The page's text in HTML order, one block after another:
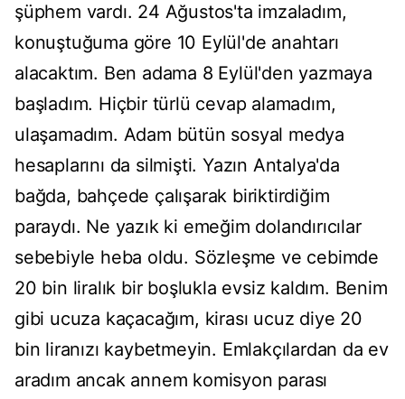
şüphem vardı. 24 Ağustos'ta imzaladım,
konuştuğuma göre 10 Eylül'de anahtarı
alacaktım. Ben adama 8 Eylül'den yazmaya
başladım. Hiçbir türlü cevap alamadım,
ulaşamadım. Adam bütün sosyal medya
hesaplarını da silmişti. Yazın Antalya'da
bağda, bahçede çalışarak biriktirdiğim
paraydı. Ne yazık ki emeğim dolandırıcılar
sebebiyle heba oldu. Sözleşme ve cebimde
20 bin liralık bir boşlukla evsiz kaldım. Benim
gibi ucuza kaçacağım, kirası ucuz diye 20
bin liranızı kaybetmeyin. Emlakçılardan da ev
aradım ancak annem komisyon parası